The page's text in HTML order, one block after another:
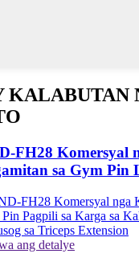
KALABUTAN
FH28 Komersyal
sa Gym Pin
ang detalye